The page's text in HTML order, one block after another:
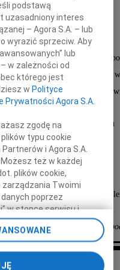
Płockiego
Edukacji Urzędu Miasta
osoba głęboko zaangażowana
szkół i całej społeczności
czasie łączymy się w smutku
i Bliskimi
wyrazy współczucia i
Ogólnokształcącego w
kondolencje
podstawą
uzasadniony interes
– Agora S.A. – lub
wyrazić sprzeciw. Aby
lub
w zależności od
którego jest
w Polityce
Prywatności Agora S.A.
zgodę na
typu cookie
i Agora S.A.
też w każdej
plików cookie,
zarządzania Twoimi
poprzez
w stopce serwisu i
zaawansowane”.
jest także za